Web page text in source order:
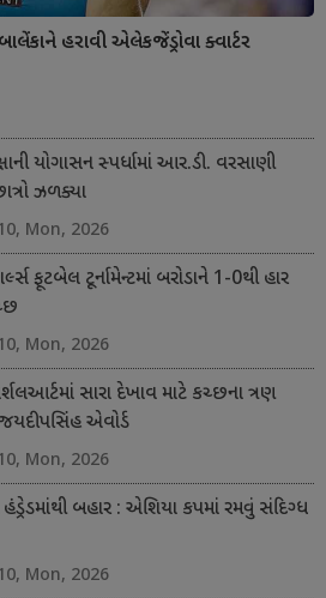
હરાવી એલેકજેંડ્રોવા ક્વાર્ટર
યોગાસન સ્પર્ધામાં આર.ડી. વરસાણી
ઝળક્યા
Mon, 2026
ફૂટબેલ ટૂર્નામેન્ટમાં બરોડાને 1-0થી હાર
Mon, 2026
સારા દેખાવ માટે કચ્છના ત્રણ
એવોર્ડ
Mon, 2026
બહાર : એશિયા કપમાં રમવું સંદિગ્ધ
Mon, 2026